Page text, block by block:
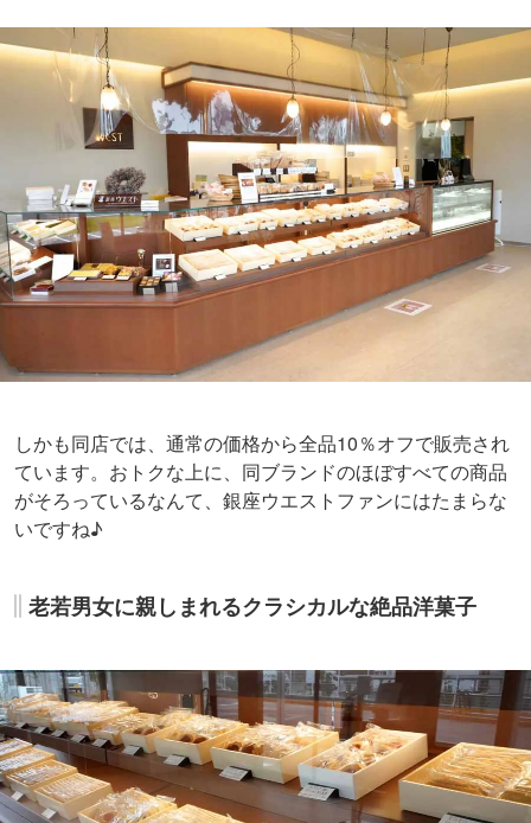
しかも同店では、通常の価格から全品10％オフで販売され
ています。おトクな上に、同ブランドのほぼすべての商品
がそろっているなんて、銀座ウエストファンにはたまらな
いですね♪
老若男女に親しまれるクラシカルな絶品洋菓子